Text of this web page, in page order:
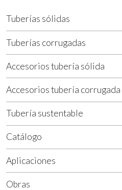
Tuberías sólidas
Tuberías corrugadas
Accesorios tubería sólida
Accesorios tubería corrugada
Tubería sustentable
Catálogo
Aplicaciones
Obras